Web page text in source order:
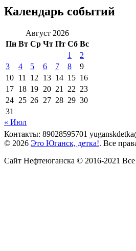
Календарь событий
Август 2026
Пн Вт Ср Чт Пт Сб Вс
1
2
3
4 5 6 7 8
9
10 11 12 13 14 15 16
17 18 19 20 21 22 23
24 25 26 27 28 29 30
31
« Июл
Контакты: 89028595701
© 2026 Это Юганск, детка!. Все
Сайт Нефтеюганска © 2016-2021